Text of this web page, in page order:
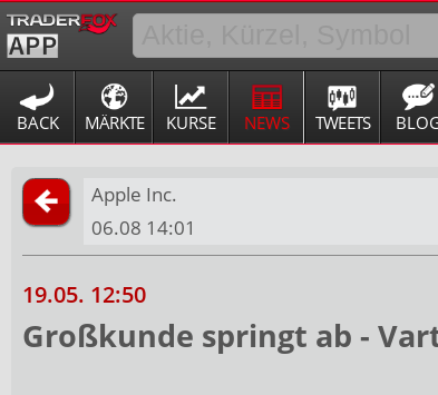
BACK MÄRKTE KURSE NEWS TWEETS
Apple Inc.
06.08 14:01
19.05. 12:50
Großkunde springt ab -